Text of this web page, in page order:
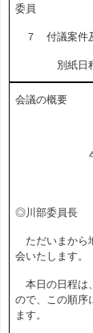
委員
７ 付議案件
別紙日程及
会議の概要
◎川部委員長
ただいまから
会いたします。
本日の日程は
ので、この順序
ます。